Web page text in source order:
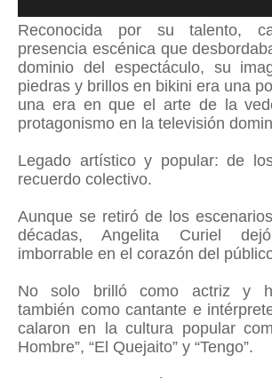
Reconocida por su talento,
presencia escénica que
dominio del espectáculo, su
piedras y brillos en bikini era una
una era en que el arte de la
protagonismo en la televisión
Legado artístico y popular: de
recuerdo colectivo.
Aunque se retiró de los
décadas, Angelita Curiel
imborrable en el corazón del
No solo brilló como actriz y
también como cantante e
calaron en la cultura popular
Hombre”, “El Quejaito” y “Tengo”.